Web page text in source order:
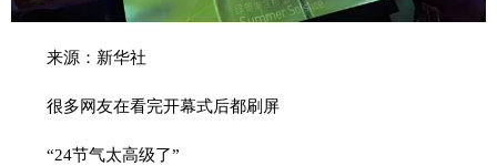
来源：新华社
很多网友在看完开幕式后都刷屏
“24节气太高级了”